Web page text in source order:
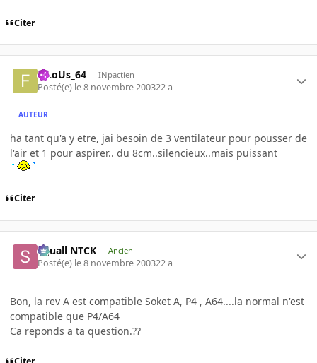
Citer
FiLoUs_64 INpactien
Posté(e) le 8 novembre 200322 a
AUTEUR
ha tant qu'a y etre, jai besoin de 3 ventilateur pour pousser de
l'air et 1 pour aspirer.. du 8cm..silencieux..mais puissant
Citer
Squall NTCK Ancien
Posté(e) le 8 novembre 200322 a
Bon, la rev A est compatible Soket A, P4 , A64....la normal n'est
compatible que P4/A64
Ca reponds a ta question.??